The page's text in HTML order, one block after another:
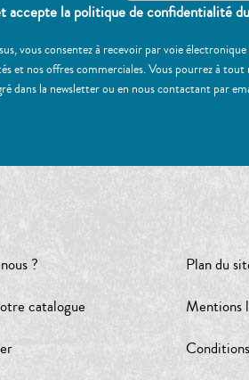
accepte la politique de confidentialité
vous consentez à recevoir par voie
et nos offres commerciales. Vous pourrez à
dans la newsletter ou en nous contactant par
?
catalogue
Plan du
Mentions